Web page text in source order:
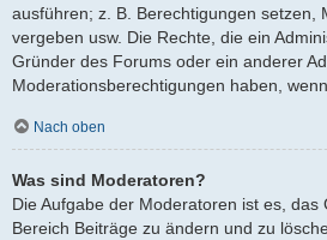
ausführen; z. B. Berechtigungen
vergeben usw. Die Rechte, die ein
Gründer des Forums oder ein anderer
Moderationsberechtigungen haben,
Nach oben
Was sind Moderatoren?
Die Aufgabe der Moderatoren ist es,
Bereich Beiträge zu ändern und zu